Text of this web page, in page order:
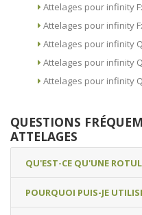
Attelages pour infinity
Attelages pour infinity
Attelages pour infinity
Attelages pour infinity
Attelages pour infinity
QUESTIONS
ATTELAGES
QU'EST-CE QU'UNE
POURQUOI PUIS-JE